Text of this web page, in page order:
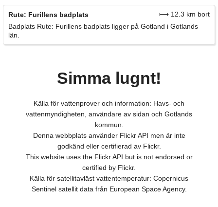
Rute: Furillens badplats
⟼ 12.3 km bort
Badplats Rute: Furillens badplats ligger på Gotland i Gotlands
län.
Simma lugnt!
Källa för vattenprover och information: Havs- och
vattenmyndigheten, användare av sidan och Gotlands
kommun.
Denna webbplats använder Flickr API men är inte
godkänd eller certifierad av Flickr.
This website uses the Flickr API but is not endorsed or
certified by Flickr.
Källa för satellitavläst vattentemperatur: Copernicus
Sentinel satellit data från European Space Agency.